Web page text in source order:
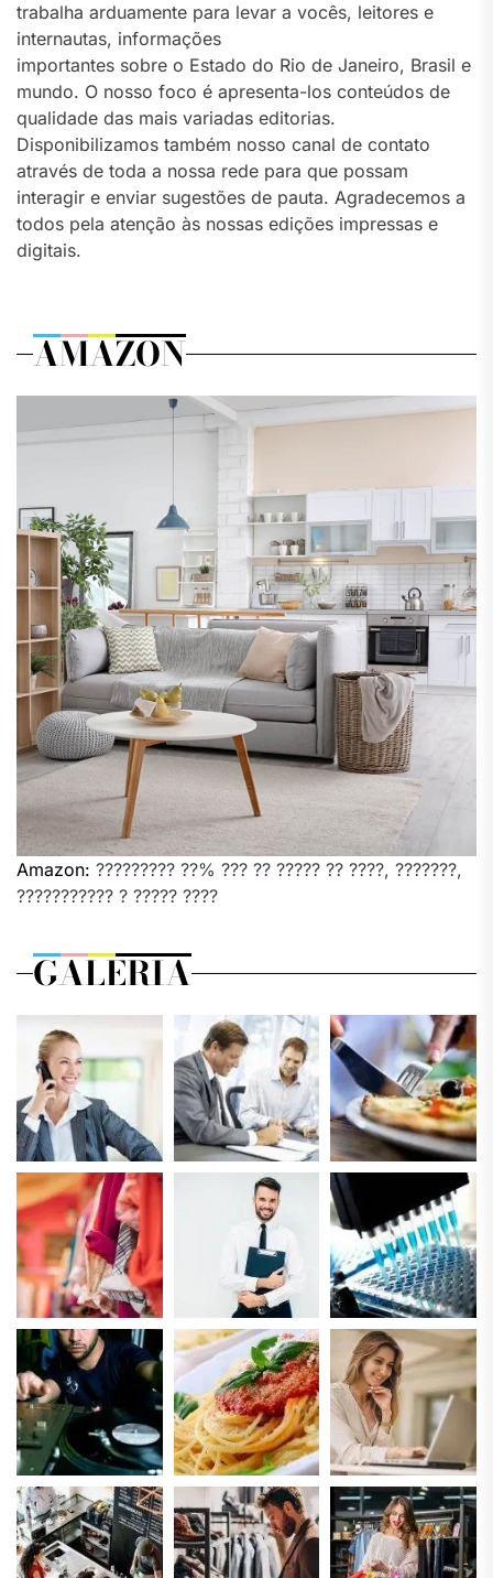
trabalha arduamente para levar a vocês, leitores e
internautas, informações
importantes sobre o Estado do Rio de Janeiro, Brasil e
mundo. O nosso foco é apresenta-los conteúdos de
qualidade das mais variadas editorias.
Disponibilizamos também nosso canal de contato
através de toda a nossa rede para que possam
interagir e enviar sugestões de pauta. Agradecemos a
todos pela atenção às nossas edições impressas e
digitais.
AMAZON
Amazon: ????????? ??% ??? ?? ????? ?? ????, ???????,
??????????? ? ????? ????
GALERIA